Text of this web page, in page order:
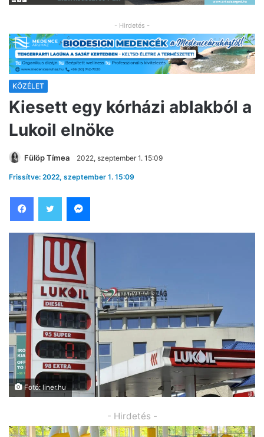
- Hirdetés -
KÖZÉLET
Kiesett egy kórházi ablakból a
Lukoil elnöke
Fülöp Tímea 2022, szeptember 1. 15:09
Frissítve: 2022, szeptember 1. 15:09
Fotó: liner.hu
- Hirdetés -